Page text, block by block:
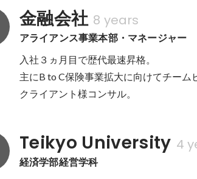
金融会社 8 years
アライアンス事業本部・マネージャー
入社３ヵ月目で歴代最速昇格。
主にB to C保険事業拡大に向けてチーム
クライアント様コンサル。
Teikyo University 4
経済学部経営学科